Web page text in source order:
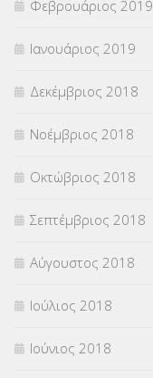
Φεβρουάριος 2019
Ιανουάριος 2019
Δεκέμβριος 2018
Νοέμβριος 2018
Οκτώβριος 2018
Σεπτέμβριος 2018
Αύγουστος 2018
Ιούλιος 2018
Ιούνιος 2018